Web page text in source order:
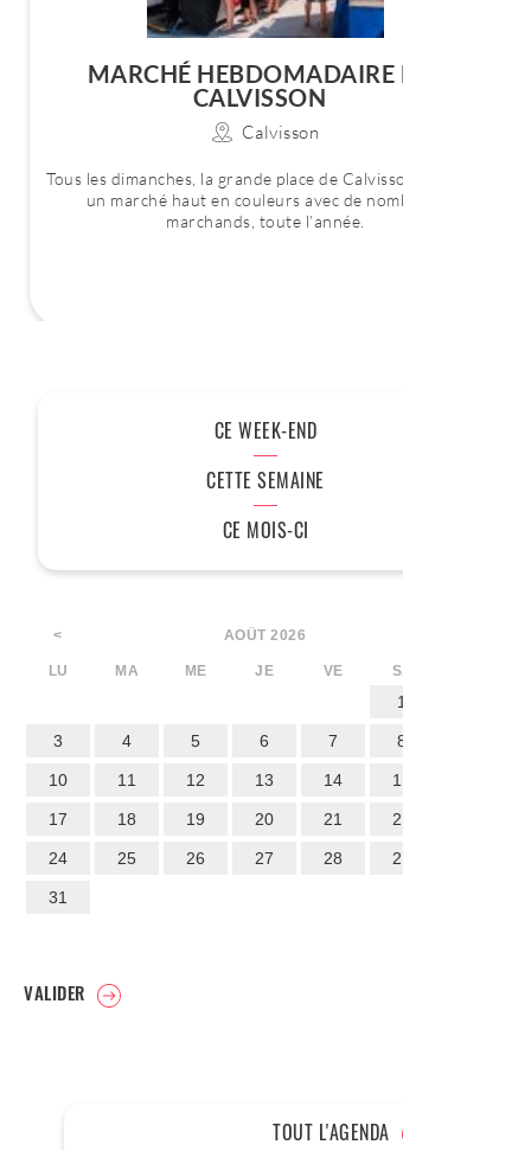
MARCHÉ HEBDOMADAIRE DE
CALVISSON
Calvisson
Tous les dimanches, la grande place de Calvisson accueille
un marché haut en couleurs avec de nombreux
marchands, toute l’année.
CE WEEK-END
CETTE SEMAINE
CE MOIS-CI
< AOÛT 2026
LU MA ME JE VE SA
1
3 4 5 6 7 8
10 11 12 13 14 15
17 18 19 20 21 22
24 25 26 27 28 29
31
VALIDER
TOUT L'AGENDA